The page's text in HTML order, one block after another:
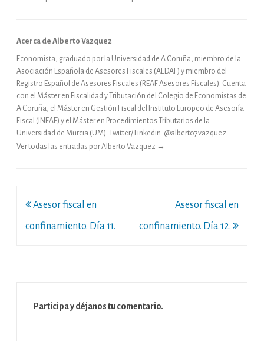
Acerca de Alberto Vazquez
Economista, graduado por la Universidad de A Coruña, miembro de la
Asociación Española de Asesores Fiscales (AEDAF) y miembro del
Registro Español de Asesores Fiscales (REAF Asesores Fiscales). Cuenta
con el Máster en Fiscalidad y Tributación del Colegio de Economistas de
A Coruña, el Máster en Gestión Fiscal del Instituto Europeo de Asesoría
Fiscal (INEAF) y el Máster en Procedimientos Tributarios de la
Universidad de Murcia (UM). Twitter/ Linkedin: @alberto7vazquez
Ver todas las entradas por Alberto Vazquez →
Navegación
de
Asesor fiscal en
confinamiento. Día 11.
Asesor fiscal en
confinamiento. Día 12.
Participa y déjanos tu comentario.